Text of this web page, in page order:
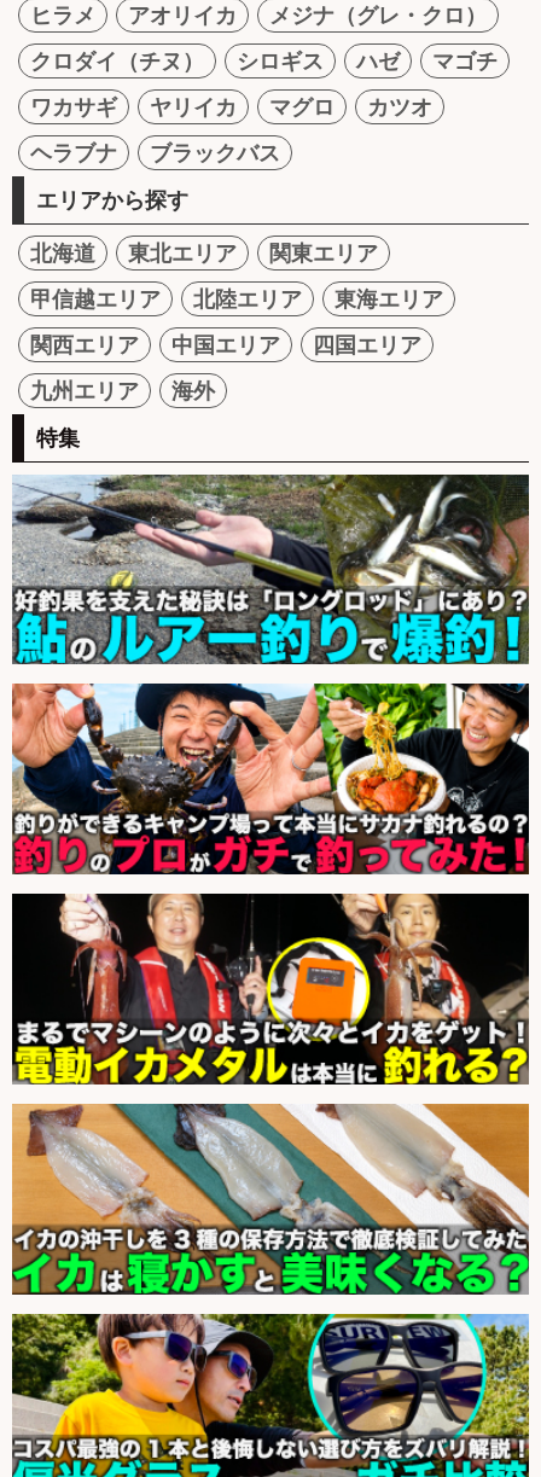
ヒラメ
アオリイカ
メジナ（グレ・クロ）
クロダイ（チヌ）
シロギス ハゼ
マゴチ
ワカサギ
ヤリイカ マグロ
カツオ
ヘラブナ
ブラックバス
エリアから探す
北海道 東北エリア
関東エリア
甲信越エリア
北陸エリア
東海エリア
関西エリア
中国エリア
四国エリア
九州エリア
海外
特集